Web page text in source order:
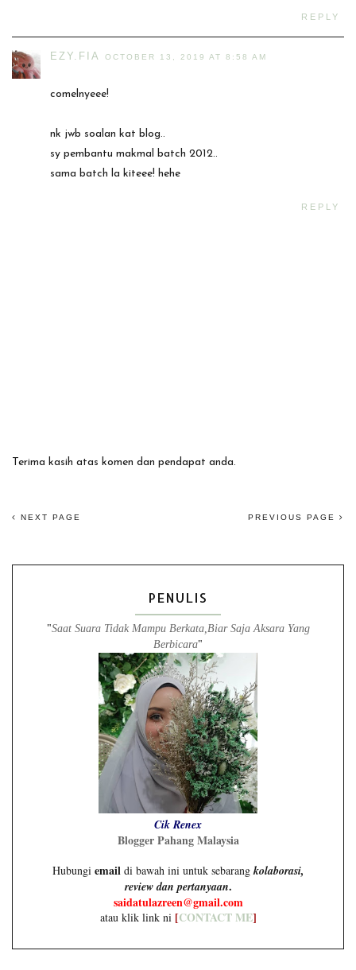
REPLY
EZY.FIA OCTOBER 13, 2019 AT 8:58 AM
comelnyeee!
nk jwb soalan kat blog..
sy pembantu makmal batch 2012..
sama batch la kiteee! hehe
REPLY
Terima kasih atas komen dan pendapat anda.
NEXT PAGE PREVIOUS PAGE
PENULIS
"Saat Suara Tidak Mampu Berkata,Biar Saja Aksara Yang
Berbicara"
Cik Renex
Blogger Pahang Malaysia
Hubungi email di bawah ini untuk sebarangkolaborasi,
review dan pertanyaan.
saidatulazreen@gmail.com
atau klik link ni [CONTACT ME]